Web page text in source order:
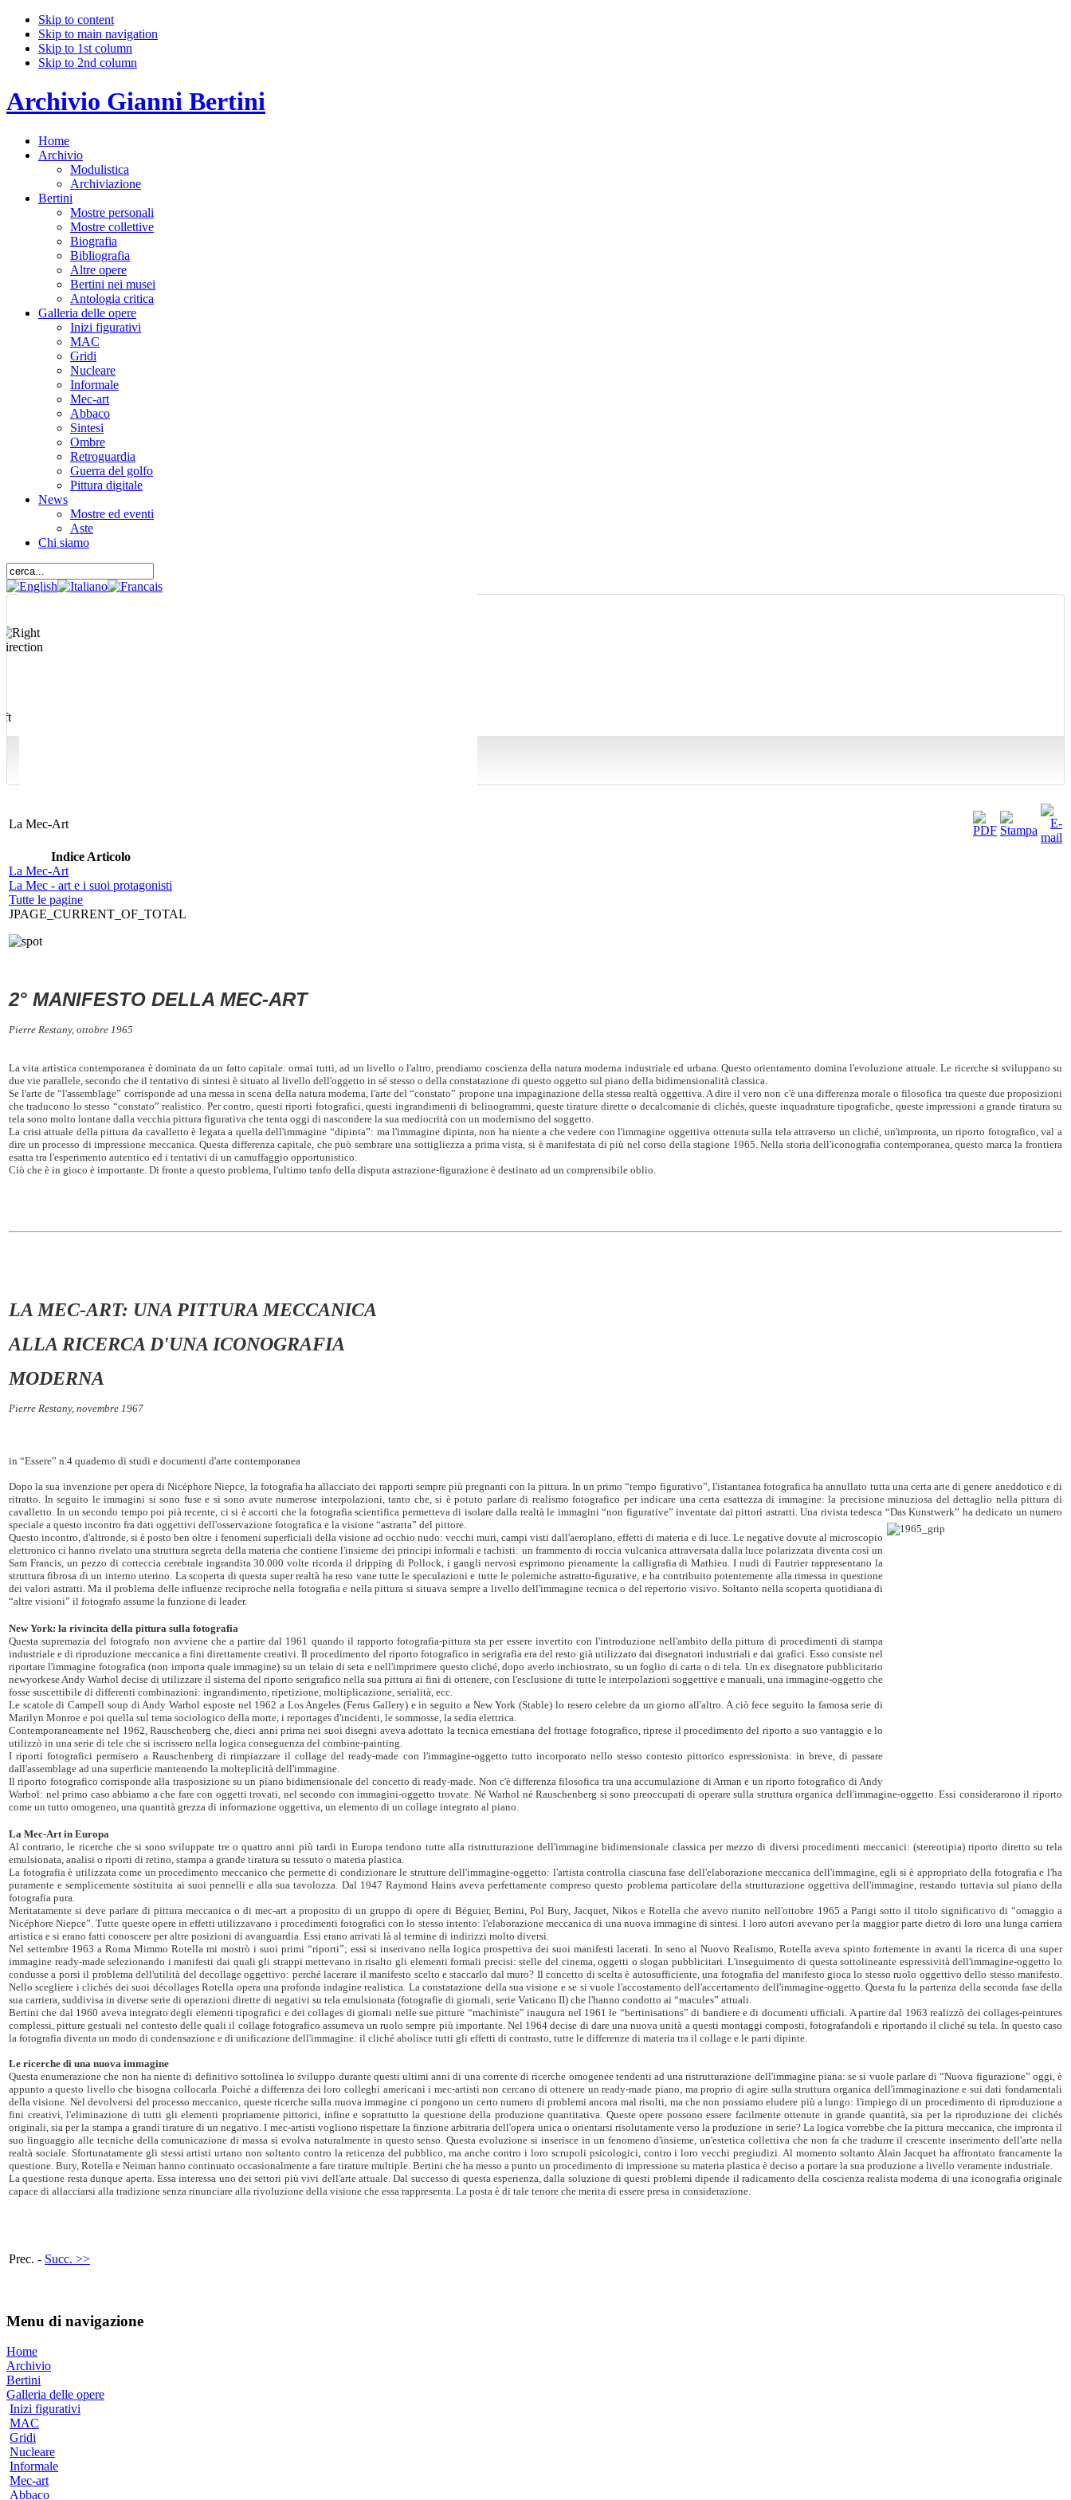
Skip to content
Skip to main navigation
Skip to 1st column
Skip to 2nd column
Archivio Gianni Bertini
Home
Archivio
Modulistica
Archiviazione
Bertini
Mostre personali
Mostre collettive
Biografia
Bibliografia
Altre opere
Bertini nei musei
Antologia critica
Galleria delle opere
Inizi figurativi
MAC
Gridi
Nucleare
Informale
Mec-art
Abbaco
Sintesi
Ombre
Retroguardia
Guerra del golfo
Pittura digitale
News
Mostre ed eventi
Aste
Chi siamo
La Mec-Art
Indice Articolo
La Mec-Art
La Mec - art e i suoi protagonisti
Tutte le pagine
JPAGE_CURRENT_OF_TOTAL
2° MANIFESTO DELLA MEC-ART
Pierre Restany, ottobre 1965
La vita artistica contemporanea è dominata da un fatto capitale: ormai tutti, ad un livello o l'altro, prendiamo coscienza della natura moderna industriale ed urbana. Questo orientamento domina l'evoluzione attuale. Le ricerche si sviluppano su
due vie parallele, secondo che il tentativo di sintesi è situato al livello dell'oggetto in sé stesso o della constatazione di questo oggetto sul piano della bidimensionalità classica.
Se l'arte de “l'assemblage” corrisponde ad una messa in scena della natura moderna, l'arte del “constato” propone una impaginazione della stessa realtà oggettiva. A dire il vero non c'è una differenza morale o filosofica tra queste due proposizioni
che traducono lo stesso “constato” realistico. Per contro, questi riporti fotografici, questi ingrandimenti di belinogrammi, queste tirature dirette o decalcomanie di clichés, queste inquadrature tipografiche, queste impressioni a grande tiratura su
tela sono molto lontane dalla vecchia pittura figurativa che tenta oggi di nascondere la sua mediocrità con un modernismo del soggetto.
La crisi attuale della pittura da cavalletto è legata a quella dell'immagine “dipinta”: ma l'immagine dipinta, non ha niente a che vedere con l'immagine oggettiva ottenuta sulla tela attraverso un cliché,un'impronta, un riporto fotografico, val a
dire un processo di impressione meccanica. Questa differenza capitale, che può sembrare una sottigliezza a prima vista, si è manifestata di più nel corso della stagione 1965. Nella storia dell'iconografia contemporanea, questo marca la frontiera
esatta tra l'esperimento autentico ed i tentativi di un camuffaggio opportunistico.
Ciò che è in gioco è importante. Di fronte a questo problema, l'ultimo tanfo della disputa astrazione-figurazione è destinato ad un comprensibile oblio.
LA MEC-ART: UNA PITTURA MECCANICA
ALLA RICERCA D'UNA ICONOGRAFIA
MODERNA
Pierre Restany, novembre 1967
in “Essere” n.4 quaderno di studi e documenti d'arte contemporanea
Dopo la sua invenzione per opera di Nicéphore Niepce, la fotografia ha allacciato dei rapporti sempre più pregnanti con la pittura. In un primo “tempo figurativo”, l'istantanea fotografica ha annullato tutta una certa arte di genere aneddotico e di
ritratto. In seguito le immagini si sono fuse e si sono avute numerose interpolazioni, tanto che, si è potuto parlare di realismo fotografico per indicare una certa esattezza di immagine: la precisione minuziosa del dettaglio nella pittura di
cavalletto. In un secondo tempo poi pià recente, ci si è accorti che la fotografia scientifica permetteva di isolare dalla realtà le immagini “non figurative” inventate dai pittori astratti. Una rivista tedesca “Das Kunstwerk” ha dedicato un numero
speciale a questo incontro fra dati oggettivi dell'osservazione fotografica e la visione “astratta” del pittore.
Questo incontro, d'altronde, si è posto ben oltre i fenomeni superficiali della visione ad occhio nudo: vecchi muri, campi visti dall'aeroplano, effetti di materia e di luce. Le negative dovute al microscopio
elettronico ci hanno rivelato una struttura segreta della materia che contiene l'insieme dei principi informali e tachisti: un frammento di roccia vulcanica attraversata dalla luce polarizzata diventa così un
Sam Francis, un pezzo di corteccia cerebrale ingrandita 30.000 volte ricorda il dripping di Pollock, i gangli nervosi esprimono pienamente la calligrafia di Mathieu. I nudi di Fautrier rappresentano la
struttura fibrosa di un interno uterino. La scoperta di questa super realtà ha reso vane tutte le speculazioni e tutte le polemiche astratto-figurative, e ha contribuito potentemente alla rimessa in questione
dei valori astratti. Ma il problema delle influenze reciproche nella fotografia e nella pittura si situava sempre a livello dell'immagine tecnica o del repertorio visivo. Soltanto nella scoperta quotidiana di
“altre visioni” il fotografo assume la funzione di leader.
New York: la rivincita della pittura sulla fotografia
Questa supremazia del fotografo non avviene che a partire dal 1961 quando il rapporto fotografia-pittura sta per essere invertito con l'introduzione nell'ambito della pittura di procedimenti di stampa
industriale e di riproduzione meccanica a fini direttamente creativi. Il procedimento del riporto fotografico in serigrafia era del resto già utilizzato dai disegnatori industriali e dai grafici. Esso consiste nel
riportare l'immagine fotografica (non importa quale immagine) su un telaio di seta e nell'imprimere questo cliché, dopo averlo inchiostrato, su un foglio di carta o di tela. Un ex disegnatore pubblicitario
newyorkese Andy Warhol decise di utilizzare il sistema del riporto serigrafico nella sua pittura ai fini di ottenere, con l'esclusione di tutte le interpolazioni soggettive e manuali, una immagine-oggetto che
fosse suscettibile di differenti combinazioni: ingrandimento, ripetizione, moltiplicazione, serialità, ecc.
Le scatole di Campell soup di Andy Warhol esposte nel 1962 a Los Angeles (Ferus Gallery) e in seguito a New York (Stable) lo resero celebre da un giorno all'altro. A ciò fece seguito la famosa serie di
Marilyn Monroe e poi quella sul tema sociologico della morte, i reportages d'incidenti, le sommosse, la sedia elettrica.
Contemporaneamente nel 1962, Rauschenberg che, dieci anni prima nei suoi disegni aveva adottato la tecnica ernestiana del frottage fotografico, riprese il procedimento del riporto a suo vantaggio e lo
utilizzò in una serie di tele che si iscrissero nella logica conseguenza del combine-painting.
I riporti fotografici permisero a Rauschenberg di rimpiazzare il collage del ready-made con l'immagine-oggetto tutto incorporato nello stesso contesto pittorico espressionista: in breve, di passare
dall'assemblage ad una superficie mantenendo la molteplicità dell'immagine.
Il riporto fotografico corrisponde alla trasposizione su un piano bidimensionale del concetto di ready-made. Non c'è differenza filosofica tra una accumulazione di Arman e un riporto fotografico di Andy
Warhol: nel primo caso abbiamo a che fare con oggetti trovati, nel secondo con immagini-oggetto trovate. Né Warhol né Rauschenberg si sono preoccupati di operare sulla struttura organica dell'immagine-oggetto. Essi considerarono il riporto
come un tutto omogeneo, una quantità grezza di informazione oggettiva, un elemento di un collage integrato al piano.
La Mec-Art in Europa
Al contrario, le ricerche che si sono sviluppate tre o quattro anni più tardi in Europa tendono tutte alla ristrutturazione dell'immagine bidimensionale classica per mezzo di diversi procedimenti meccanici: (stereotipia) riporto diretto su tela
emulsionata, analisi o riporti di retino, stampa a grande tiratura su tessuto o materia plastica.
La fotografia è utilizzata come un procedimento meccanico che permette di condizionare le strutture dell'immagine-oggetto: l'artista controlla ciascuna fase dell'elaborazione meccanica dell'immagine, egli si è appropriato della fotografia e l'ha
puramente e semplicemente sostituita ai suoi pennelli e alla sua tavolozza. Dal 1947 Raymond Hains aveva perfettamente compreso questo problema particolare della strutturazione oggettiva dell'immagine, restando tuttavia sul piano della
fotografia pura.
Meritatamente si deve parlare di pittura meccanica o di mec-art a proposito di un gruppo di opere di Béguier, Bertini, Pol Bury, Jacquet, Nikos e Rotella che avevo riunito nell'ottobre 1965 a Parigi sotto il titolo significativo di “omaggio a
Nicéphore Niepce”. Tutte queste opere in effetti utilizzavano i procedimenti fotografici con lo stesso intento: l'elaborazione meccanica di una nuova immagine di sintesi. I loro autori avevano per la maggior parte dietro di loro una lunga carriera
artistica e si erano fatti conoscere per altre posizioni di avanguardia. Essi erano arrivati là al termine di indirizzi molto diversi.
Nel settembre 1963 a Roma Mimmo Rotella mi mostrò i suoi primi “riporti”; essi si inserivano nella logica prospettiva dei suoi manifesti lacerati. In seno al Nuovo Realismo, Rotella aveva spinto fortemente in avanti la ricerca di una super
immagine ready-made selezionando i manifesti dai quali gli strappi mettevano in risalto gli elementi formali precisi: stelle del cinema, oggetti o slogan pubblicitari. L'inseguimento di questa sottolineante espressività dell'immagine-oggetto lo
condusse a porsi il problema dell'utilità del decollage oggettivo: perché lacerare il manifesto scelto e staccarlo dal muro? Il concetto di scelta è autosufficiente, una fotografia del manifesto gioca lo stesso ruolo oggettivo dello stesso manifesto.
Nello scegliere i clichés dei suoi décollages Rotella opera una profonda indagine realistica. La constatazione della sua visione e se si vuole l'accostamento dell'accertamento dell'immagine-oggetto. Questa fu la partenza della seconda fase della
sua carriera, suddivisa in diverse serie di operazioni dirette di negativi su tela emulsionata (fotografie di giornali, serie Vaticano II) che l'hanno condotto ai “macules” attuali.
Bertini che dal 1960 aveva integrato degli elementi tipografici e dei collages di giornali nelle sue pitture “machiniste” inaugura nel 1961 le “bertinisations” di bandiere e di documenti ufficiali. A partire dal 1963 realizzò dei collages-peintures
complessi, pitture gestuali nel contesto delle quali il collage fotografico assumeva un ruolo sempre più importante. Nel 1964 decise di dare una nuova unità a questi montaggi composti, fotografandoli e riportando il cliché su tela. In questo caso
la fotografia diventa un modo di condensazione e di unificazione dell'immagine: il cliché abolisce tutti gli effetti di contrasto, tutte le differenze di materia tra il collage e le parti dipinte.
Le ricerche di una nuova immagine
Questa enumerazione che non ha niente di definitivo sottolinea lo sviluppo durante questi ultimi anni di una corrente di ricerche omogenee tendenti ad una ristrutturazione dell'immagine piana: se si vuole parlare di “Nuova figurazione” oggi, è
appunto a questo livello che bisogna collocarla. Poiché a differenza dei loro colleghi americani i mec-artisti non cercano di ottenere un ready-made piano, ma proprio di agire sulla struttura organica dell'immaginazione e sui dati fondamentali
della visione. Nel devolversi del processo meccanico, queste ricerche sulla nuova immagine ci pongono un certo numero di problemi ancora mal risolti, ma che non possiamo eludere più a lungo: l'impiego di un procedimento di riproduzione a
fini creativi, l'eliminazione di tutti gli elementi propriamente pittorici, infine e soprattutto la questione della produzione quantitativa. Queste opere possono essere facilmente ottenute in grande quantità, sia per la riproduzione dei clichés
originali, sia per la stampa a grandi tirature di un negativo. I mec-artisti vogliono rispettare la finzione arbitraria dell'opera unica o orientarsi risolutamente verso la produzione in serie? La logica vorrebbe che la pittura meccanica, che impronta il
suo linguaggio alle tecniche della comunicazione di massa si evolva naturalmente in questo senso. Questa evoluzione si inserisce in un fenomeno d'insieme, un'estetica collettiva che non fa che tradurre il crescente inserimento dell'arte nella
realtà sociale. Sfortunatamente gli stessi artisti urtano non soltanto contro la reticenza del pubblico, ma anche contro i loro scrupoli psicologici, contro i loro vecchi pregiudizi. Al momento soltanto Alain Jacquet ha affrontato francamente la
questione. Bury, Rotella e Neiman hanno continuato occasionalmente a fare tirature multiple. Bertini che ha messo a punto un procedimento di impressione su materia plastica è deciso a portare la sua produzione a livello veramente industriale.
La questione resta dunque aperta. Essa interessa uno dei settori più vivi dell'arte attuale. Dal successo di questa esperienza, dalla soluzione di questi problemi dipende il radicamento della coscienza realista moderna di una iconografia originale
capace di allacciarsi alla tradizione senza rinunciare alla rivoluzione della visione che essa rappresenta. La posta è di tale tenore che merita di essere presa in considerazione.
Prec. - Succ. >>
Menu di navigazione
Home
Archivio
Bertini
Galleria delle opere
Inizi figurativi
MAC
Gridi
Nucleare
Informale
Mec-art
Abbaco